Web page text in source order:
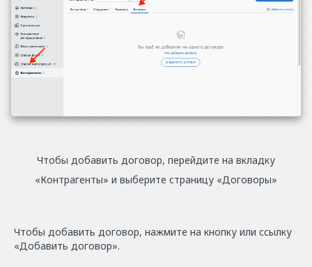
Чтобы добавить договор, перейдите на вкладку
«Контрагенты» и выберите страницу «Договоры»
Чтобы добавить договор, нажмите на кнопку или ссылку
«Добавить договор».